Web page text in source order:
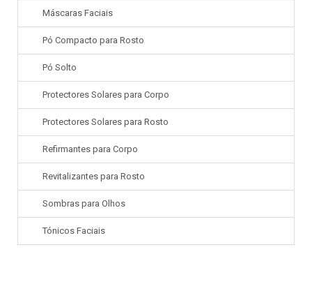
Máscaras Faciais
Pó Compacto para Rosto
Pó Solto
Protectores Solares para Corpo
Protectores Solares para Rosto
Refirmantes para Corpo
Revitalizantes para Rosto
Sombras para Olhos
Tónicos Faciais